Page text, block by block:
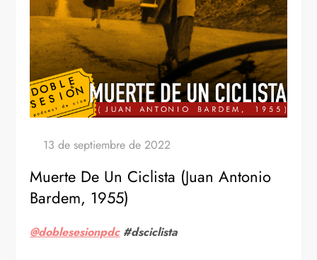
Muerte De Un Ciclista (Juan Antonio
Bardem, 1955)
@doblesesionpdc #dsciclista